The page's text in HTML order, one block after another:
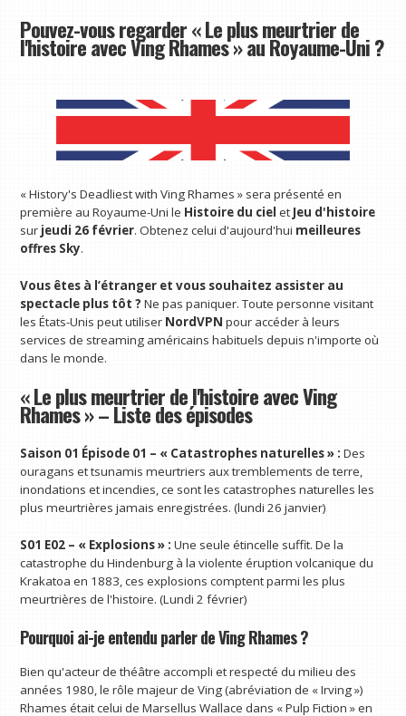
Pouvez-vous regarder « Le plus meurtrier de
l'histoire avec Ving Rhames » au Royaume-Uni ?
« History's Deadliest with Ving Rhames » sera présenté en
première au Royaume-Uni le Histoire du ciel et Jeu d'histoire
sur jeudi 26 février. Obtenez celui d'aujourd'hui meilleures
offres Sky.
Vous êtes à l’étranger et vous souhaitez assister au
spectacle plus tôt ?Ne pas paniquer. Toute personne visitant
les États-Unis peut utiliser NordVPN pour accéder à leurs
services de streaming américains habituels depuis n'importe où
dans le monde.
« Le plus meurtrier de l'histoire avec Ving
Rhames » – Liste des épisodes
Saison 01 Épisode 01 – « Catastrophes naturelles » :Des
ouragans et tsunamis meurtriers aux tremblements de terre,
inondations et incendies, ce sont les catastrophes naturelles les
plus meurtrières jamais enregistrées. (lundi 26 janvier)
S01 E02 – « Explosions » :Une seule étincelle suffit. De la
catastrophe du Hindenburg à la violente éruption volcanique du
Krakatoa en 1883, ces explosions comptent parmi les plus
meurtrières de l'histoire. (Lundi 2 février)
Pourquoi ai-je entendu parler de Ving Rhames ?
Bien qu'acteur de théâtre accompli et respecté du milieu des
années 1980, le rôle majeur de Ving (abréviation de « Irving »)
Rhames était celui de Marsellus Wallace dans « Pulp Fiction » en